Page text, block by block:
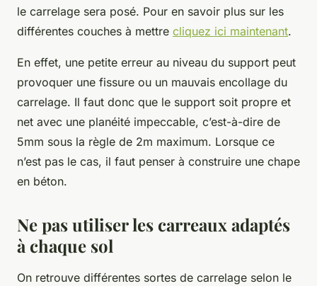
le carrelage sera posé. Pour en savoir plus sur les
différentes couches à mettre cliquez ici maintenant.
En effet, une petite erreur au niveau du support peut
provoquer une fissure ou un mauvais encollage du
carrelage. Il faut donc que le support soit propre et
net avec une planéité impeccable, c’est-à-dire de
5mm sous la règle de 2m maximum. Lorsque ce
n’est pas le cas, il faut penser à construire une chape
en béton.
Ne pas utiliser les carreaux adaptés
à chaque sol
On retrouve différentes sortes de carrelage selon le